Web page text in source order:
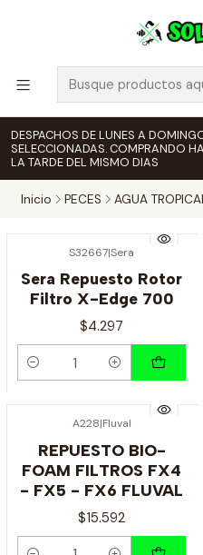
DESPACHOS DE LUNES A
SELECCIONADAS. COMPRANDO
LA TARDE DEL MISMO DIAS
Inicio PECES AGUA
S32667|Sera
Sera Repuesto Rotor
Filtro X-Edge 700
$4.297
Cantidad
A228|Fluval
REPUESTO BIO-
FOAM FILTROS FX4
- FX5 - FX6 FLUVAL
$15.592